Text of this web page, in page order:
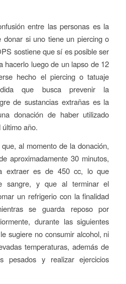
entre las personas es la
donar si uno tiene un piercing o
sostiene que sí es posible ser
hacerlo luego de un lapso de 12
hecho el piercing o tatuaje
que busca prevenir la
de sustancias extrañas es la
donación de haber utilizado
año.
al momento de la donación,
aproximadamente 30 minutos,
extraer es de 450 cc, lo que
sangre, y que al terminar el
un refrigerio con la finalidad
se guarda reposo por
durante las siguientes
sugiere no consumir alcohol, ni
temperaturas, además de
pesados y realizar ejercicios